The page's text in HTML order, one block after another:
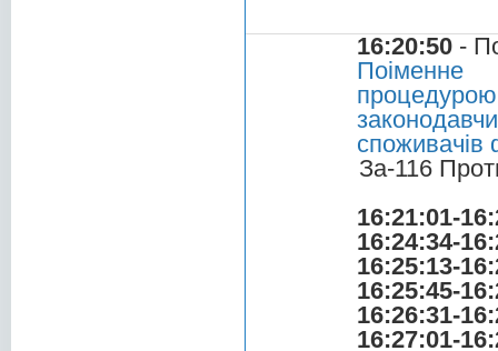
16:20:50 -
Поіменне
За-116
16:21:01-
16:24:34-
16:25:13-
16:25:45-
16:26:31-
16:27:01-